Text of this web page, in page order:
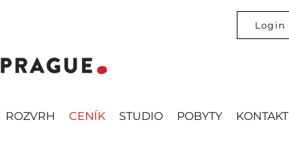
Login
ROZVRH CENÍK STUDIO POBYTY KONTAKT